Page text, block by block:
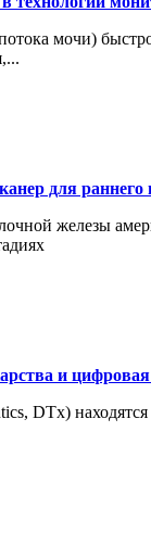
мочи)
для
железы
и
DTx)